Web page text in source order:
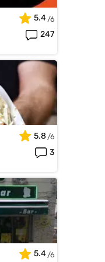
5.4
247
5.8
3
5.4